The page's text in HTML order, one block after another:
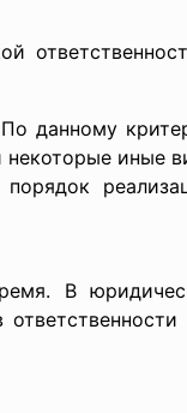
По данному
некоторые иные
В